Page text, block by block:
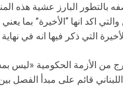
بالتطور البارز عشية هذه
اكد انها “الأخيرة” بما
من الأزمة الحكومية «ليس
قائم على مبدأ الفصل